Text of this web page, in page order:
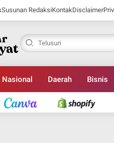
Susunan RedaksiKontakDisclaimer
Nasional Daerah Bisnis